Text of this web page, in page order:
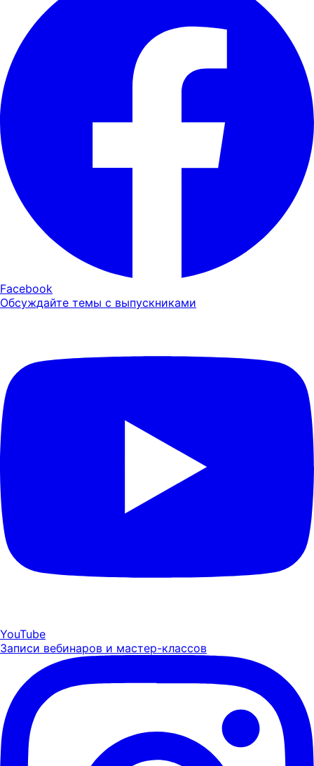
Facebook
Обсуждайте темы с выпускниками
YouTube
Записи вебинаров и мастер-классов